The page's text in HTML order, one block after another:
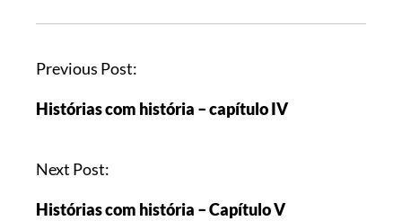
Previous Post:
Histórias com história – capítulo IV
Next Post:
Histórias com história – Capítulo V